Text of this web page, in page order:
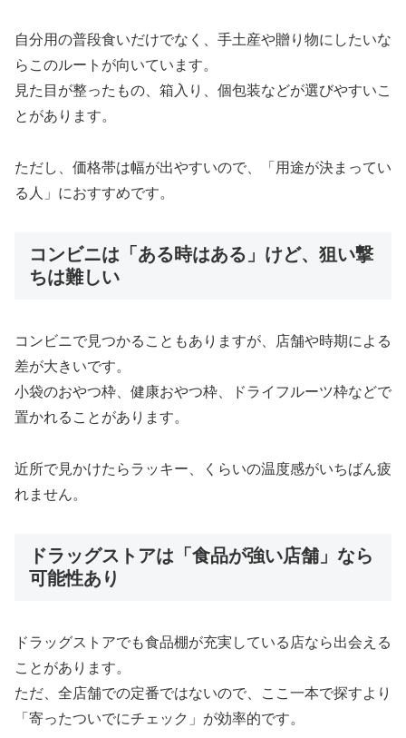
自分用の普段食いだけでなく、手土産や贈り物にしたいな
らこのルートが向いています。
見た目が整ったもの、箱入り、個包装などが選びやすいこ
とがあります。
ただし、価格帯は幅が出やすいので、「用途が決まってい
る人」におすすめです。
コンビニは「ある時はある」けど、狙い撃
ちは難しい
コンビニで見つかることもありますが、店舗や時期による
差が大きいです。
小袋のおやつ枠、健康おやつ枠、ドライフルーツ枠などで
置かれることがあります。
近所で見かけたらラッキー、くらいの温度感がいちばん疲
れません。
ドラッグストアは「食品が強い店舗」なら
可能性あり
ドラッグストアでも食品棚が充実している店なら出会える
ことがあります。
ただ、全店舗での定番ではないので、ここ一本で探すより
「寄ったついでにチェック」が効率的です。